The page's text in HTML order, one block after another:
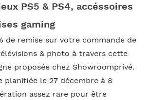
PS5 & PS4, accéssoires
gaming
de remise sur votre commande de
& photo à travers cette
proposée chez Showroomprivé.
planifiée le 27 décembre à 8
assez rare pour être